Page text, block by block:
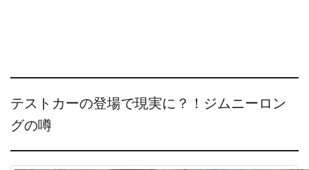
テストカーの登場で現実に？！ジムニーロン
グの噂